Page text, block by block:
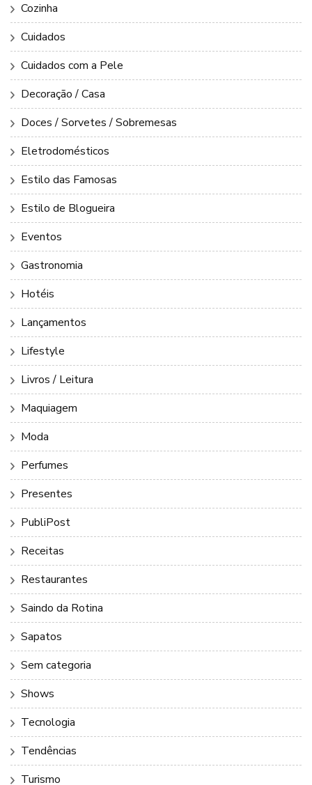
Cozinha
Cuidados
Cuidados com a Pele
Decoração / Casa
Doces / Sorvetes / Sobremesas
Eletrodomésticos
Estilo das Famosas
Estilo de Blogueira
Eventos
Gastronomia
Hotéis
Lançamentos
Lifestyle
Livros / Leitura
Maquiagem
Moda
Perfumes
Presentes
PubliPost
Receitas
Restaurantes
Saindo da Rotina
Sapatos
Sem categoria
Shows
Tecnologia
Tendências
Turismo